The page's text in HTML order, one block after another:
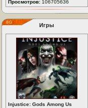
Просмотров: 106705636
Игры
Injustice: Gods Among Us